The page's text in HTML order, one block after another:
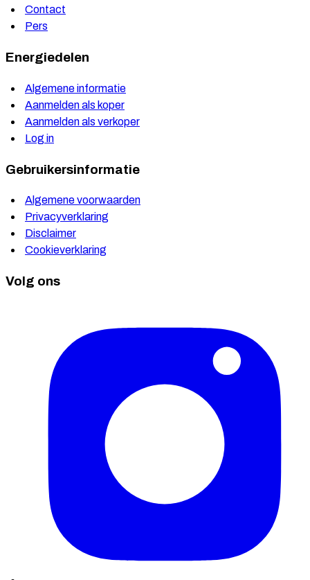
Contact
Pers
Energiedelen
Algemene informatie
Aanmelden als koper
Aanmelden als verkoper
Log in
Gebruikersinformatie
Algemene voorwaarden
Privacyverklaring
Disclaimer
Cookieverklaring
Volg ons